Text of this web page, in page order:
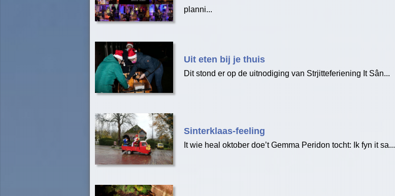
planni...
Uit eten bij je thuis
Dit stond er op de uitnodiging van Strjitteferiening It Sân...
Sinterklaas-feeling
It wie heal oktober doe’t Gemma Peridon tocht: Ik fyn it sa...